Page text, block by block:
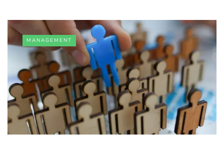
MANAGEMENT